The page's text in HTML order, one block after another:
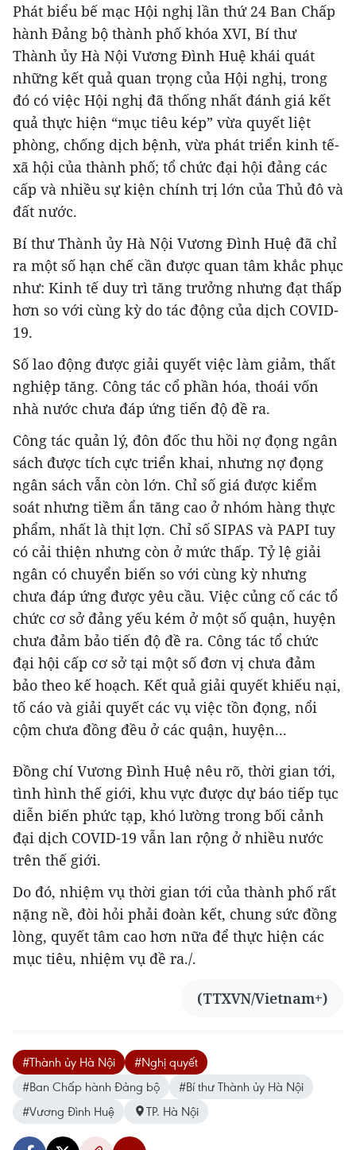
Phát biểu bế mạc Hội nghị lần thứ 24 Ban Chấp
hành Đảng bộ thành phố khóa XVI, Bí thư
Thành ủy Hà Nội Vương Đình Huệ khái quát
những kết quả quan trọng của Hội nghị, trong
đó có việc Hội nghị đã thống nhất đánh giá kết
quả thực hiện “mục tiêu kép” vừa quyết liệt
phòng, chống dịch bệnh, vừa phát triển kinh tế-
xã hội của thành phố; tổ chức đại hội đảng các
cấp và nhiều sự kiện chính trị lớn của Thủ đô và
đất nước.
Bí thư Thành ủy Hà Nội Vương Đình Huệ đã chỉ
ra một số hạn chế cần được quan tâm khắc phục
như: Kinh tế duy trì tăng trưởng nhưng đạt thấp
hơn so với cùng kỳ do tác động của dịch COVID-
19.
Số lao động được giải quyết việc làm giảm, thất
nghiệp tăng. Công tác cổ phần hóa, thoái vốn
nhà nước chưa đáp ứng tiến độ đề ra.
Công tác quản lý, đôn đốc thu hồi nợ đọng ngân
sách được tích cực triển khai, nhưng nợ đọng
ngân sách vẫn còn lớn. Chỉ số giá được kiểm
soát nhưng tiềm ẩn tăng cao ở nhóm hàng thực
phẩm, nhất là thịt lợn. Chỉ số SIPAS và PAPI tuy
có cải thiện nhưng còn ở mức thấp. Tỷ lệ giải
ngân có chuyển biến so với cùng kỳ nhưng
chưa đáp ứng được yêu cầu. Việc củng cố các tổ
chức cơ sở đảng yếu kém ở một số quận, huyện
chưa đảm bảo tiến độ đề ra. Công tác tổ chức
đại hội cấp cơ sở tại một số đơn vị chưa đảm
bảo theo kế hoạch. Kết quả giải quyết khiếu nại,
tố cáo và giải quyết các vụ việc tồn đọng, nổi
cộm chưa đồng đều ở các quận, huyện...
Đồng chí Vương Đình Huệ nêu rõ, thời gian tới,
tình hình thế giới, khu vực được dự báo tiếp tục
diễn biến phức tạp, khó lường trong bối cảnh
đại dịch COVID-19 vẫn lan rộng ở nhiều nước
trên thế giới.
Do đó, nhiệm vụ thời gian tới của thành phố rất
nặng nề, đòi hỏi phải đoàn kết, chung sức đồng
lòng, quyết tâm cao hơn nữa để thực hiện các
mục tiêu, nhiệm vụ đề ra./.
(TTXVN/Vietnam+)
#Thành ủy Hà Nội
#Nghị quyết
#Ban Chấp hành Đảng bộ
#Bí thư Thành ủy Hà Nội
#Vương Đình Huệ
TP. Hà Nội